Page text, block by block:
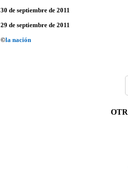
30 de septiembre de 2011
29 de septiembre de 2011
©la nación